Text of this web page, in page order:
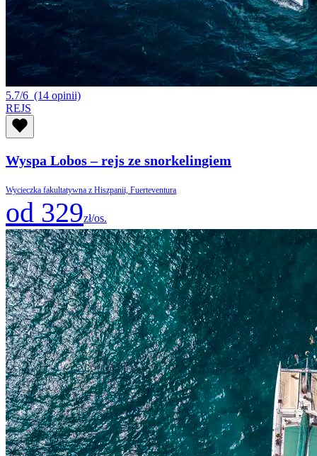
5.7/6 (14 opinii)
REJS
Wyspa Lobos – rejs ze snorkelingiem
Wycieczka fakultatywna z Hiszpanii, Fuerteventura
od 329zł/os.